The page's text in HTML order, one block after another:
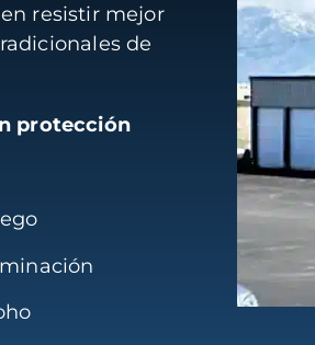
resistir mejor
de
protección